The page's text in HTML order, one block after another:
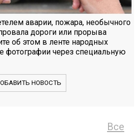
аварии, пожара, необычного
дороги или прорыва
об этом в ленте народных
фотографии через специальную
НОВОСТЬ
Все